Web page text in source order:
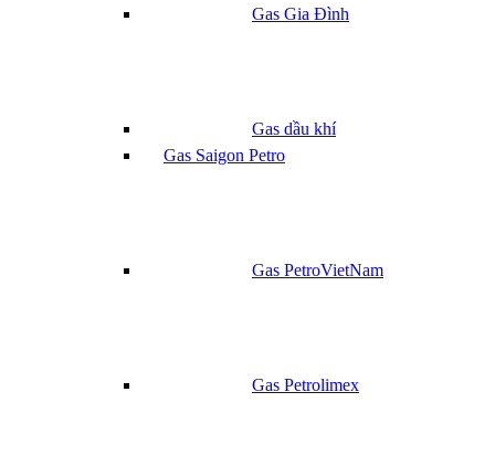
Gas Gia Đình
Gas dầu khí
Gas Saigon Petro
Gas PetroVietNam
Gas Petrolimex